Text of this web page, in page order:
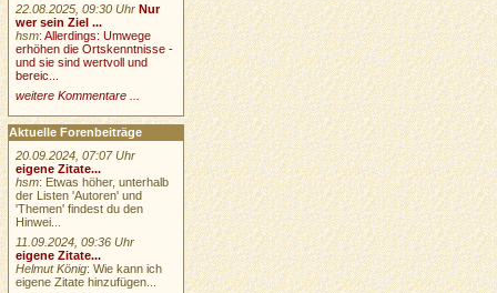
22.08.2025, 09:30 Uhr Nur
wer sein Ziel ...
hsm:Allerdings: Umwege
erhöhen die Ortskenntnisse -
und sie sind wertvoll und
bereic...
weitere Kommentare ...
Aktuelle Forenbeiträge
20.09.2024, 07:07 Uhr
eigene Zitate...
hsm: Etwas höher, unterhalb
der Listen 'Autoren' und
'Themen' findest du den
Hinwei...
11.09.2024, 09:36 Uhr
eigene Zitate...
Helmut König: Wie kann ich
eigene Zitate hinzufügen...